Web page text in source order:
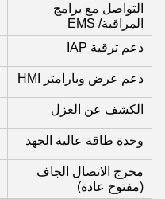
التواصل مع برامج
المراقبة/ EMS
دعم ترقية IAP
دعم عرض وبارامتر HMI
الكشف عن العزل
وحدة طاقة عالية الجهد
مخرج الاتصال الجاف
(مفتوح عادة)